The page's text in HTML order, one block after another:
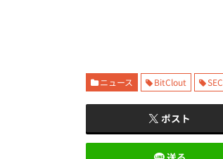
ニュース BitClout SEC
ポスト